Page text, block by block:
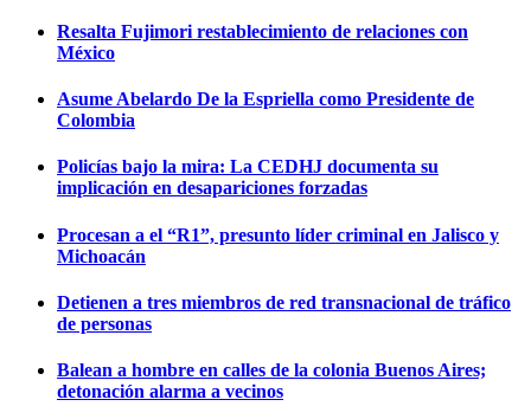
Resalta Fujimori restablecimiento de relaciones con
México
Asume Abelardo De la Espriella como Presidente de
Colombia
Policías bajo la mira: La CEDHJ documenta su
implicación en desapariciones forzadas
Procesan a el “R1”, presunto líder criminal en Jalisco y
Michoacán
Detienen a tres miembros de red transnacional de tráfico
de personas
Balean a hombre en calles de la colonia Buenos Aires;
detonación alarma a vecinos